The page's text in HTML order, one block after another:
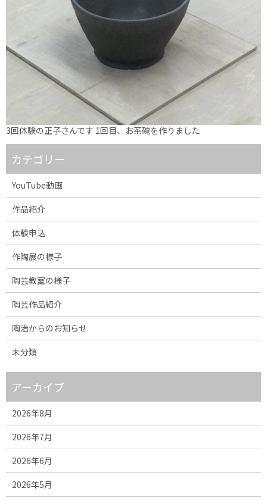
3回体験の正子さんです 1回目、お茶碗を作りました
カテゴリー
YouTube動画
作品紹介
体験申込
作陶展の様子
陶芸教室の様子
陶芸作品紹介
陶治からのお知らせ
未分類
アーカイブ
2026年8月
2026年7月
2026年6月
2026年5月